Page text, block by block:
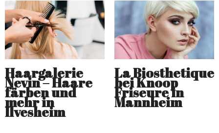
Haargalerie
Nevin – Haare
färben und
mehr in
Ilvesheim
La Biosthetique
bei Knoop
Friseure in
Mannheim